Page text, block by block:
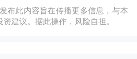
集团近一年共接待105
布此内容旨在传播更多信息，与本
建议。据此操作，风险自担。